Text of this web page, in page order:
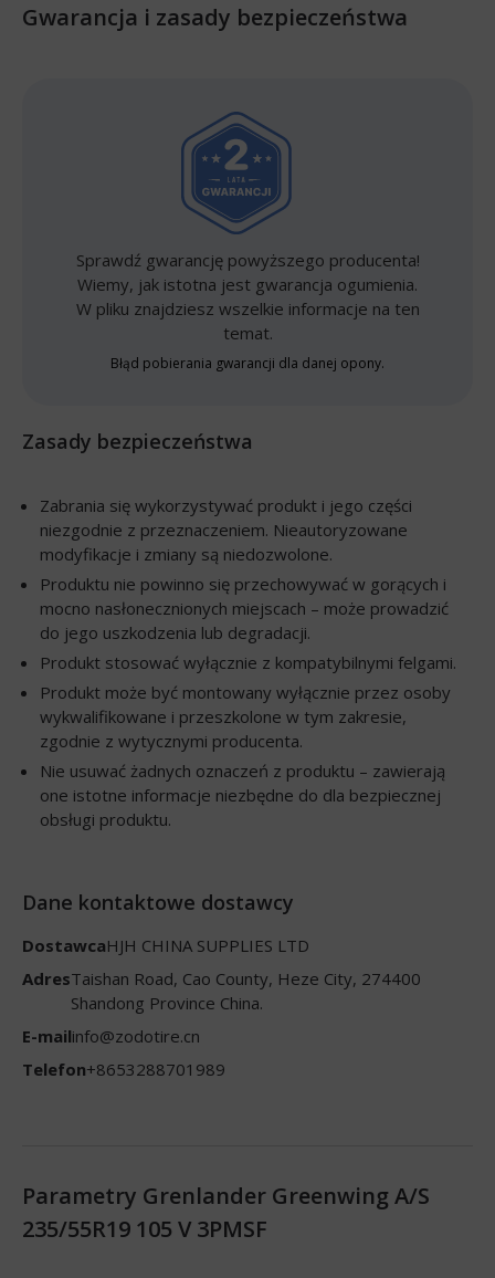
Gwarancja i zasady bezpieczeństwa
Sprawdź gwarancję powyższego producenta!
Wiemy, jak istotna jest gwarancja ogumienia.
W pliku znajdziesz wszelkie informacje na ten
temat.
Błąd pobierania gwarancji dla danej opony.
Zasady bezpieczeństwa
Zabrania się wykorzystywać produkt i jego części
niezgodnie z przeznaczeniem. Nieautoryzowane
modyfikacje i zmiany są niedozwolone.
Produktu nie powinno się przechowywać w gorących i
mocno nasłonecznionych miejscach – może prowadzić
do jego uszkodzenia lub degradacji.
Produkt stosować wyłącznie z kompatybilnymi felgami.
Produkt może być montowany wyłącznie przez osoby
wykwalifikowane i przeszkolone w tym zakresie,
zgodnie z wytycznymi producenta.
Nie usuwać żadnych oznaczeń z produktu – zawierają
one istotne informacje niezbędne do dla bezpiecznej
obsługi produktu.
Dane kontaktowe dostawcy
DostawcaHJH CHINA SUPPLIES LTD
AdresTaishan Road, Cao County, Heze City, 274400
Shandong Province China.
E-mailinfo@zodotire.cn
Telefon+8653288701989
Parametry Grenlander Greenwing A/S
235/55R19 105 V 3PMSF